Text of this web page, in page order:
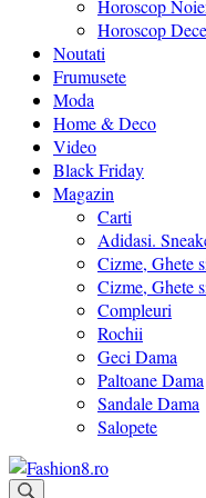
Horoscop
Horoscop
Noutati
Frumusete
Moda
Home & Deco
Video
Black Friday
Magazin
Carti
Adidasi.
Cizme, Ghete
Cizme, Ghete
Compleuri
Rochii
Geci Dama
Paltoane Dama
Sandale Dama
Salopete